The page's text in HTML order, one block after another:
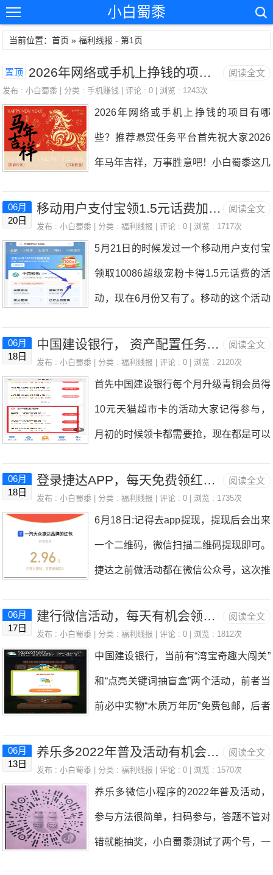
小白蜀黍
当前位置：首页 » 福利线报 - 第1页
阅读全文
置顶 2026年网络或手机上挣钱的项目有哪些？推荐悬赏任务平台
发布 :小白蜀黍 | 分类 :手机赚钱 | 评论 : 0 | 浏览 : 1243次
2026年网络或手机上挣钱的项目有哪
些？推荐悬赏任务平台首先祝大家2026
年马年吉祥，万事胜意吧！小白蜀黍这几
上班，空闲的很多时间都在砍传奇，投资
了，小白蜀黍的裤衩子都要亏没了，就算
是仇人，知道小白蜀黍买的是恒生科技指
数，应该也可以释怀了。再说说网站吧，
网站实在是没有了昔日的辉煌，哪些随随
便便写点文章就能获得流量的时代不复存
的佼佼者，其他都很难被搜索推荐到前面
阅读全文
06月
20日
移动用户支付宝领1.5元话费加5元充值券
发布 :小白蜀黍 | 分类 :福利线报 | 评论 : 0 | 浏览 : 1717次
5月21日的时候发过一个移动用户支付宝
领取10086超级宠粉卡得1.5元话费的活
动，现在6月份又有了。移动的这个活动
这次继续来领取吧。支付宝APP搜索
券使用后再去点另一张券，点击去使用，
就会出来了。还有个5元的充值券，需要
去中国移动APP领取，小白蜀黍现在没
有网络，懒得下载，等回家了连上WIFI
再下载了进去看看。
阅读全文
06月
18日
中国建设银行， 资产配置任务免费赚1100CC豆（11元）！
发布 :小白蜀黍 | 分类 :福利线报 | 评论 : 0 | 浏览 : 2120次
首先中国建设银行每个月升级青铜会员得
10元天猫超市卡的活动大家记得参与，
月初的时候领卡都需要抢，现在都是可以
动，感觉现在的CC豆活动比之前奖励低
三个简单的任务，简单浏览下即可完成，
可以获得1100CC豆，可兑换10元京东E
卡等，自用，或者出第三方平台，按当前
价格可以卖到9.4元！活动时间：即日起
至2022年6月30日活动方法：点此进入1.
到下面三个资产配置的任务。3.跳转到建
阅读全文
06月
18日
登录捷达APP，每天免费领红包累计到次月提现！
发布 :小白蜀黍 | 分类 :福利线报 | 评论 : 0 | 浏览 : 1735次
6月18日:记得去app提现，提现后会出来
一个二维码，微信扫描二维码提现即可。
捷达之前做活动都在微信公众号，这次推
录捷达APP即可免费领取红包，开始的
动，活动期间每天登录后，即可在首页免
费领取红包，金额未知，反正第一天领到
了1.36元，红包累计到次月18日进行提
现，过期会清零，到时我也会提醒大家！
活动时间：长期有效活动链接：https://m
阅读全文
06月
17日
建行微信活动，每天有机会领木质万年历或5元京东e卡
发布 :小白蜀黍 | 分类 :福利线报 | 评论 : 0 | 浏览 : 1812次
中国建设银行，当前有“湾宝奇趣大闯关”
和“点亮关键词抽盲盒”两个活动，前者当
前必中实物“木质万年历”免费包邮，后者
今天自己测试了一下，两个活动一共抽奖
阅读全文
06月
13日
养乐多2022年普及活动有机会抽中0.5元以上
发布 :小白蜀黍 | 分类 :福利线报 | 评论 : 0 | 浏览 : 1570次
养乐多微信小程序的2022年普及活动，
参与方法很简单，扫码参与，答题不管对
错就能抽奖，小白蜀黍测试了两个号，一